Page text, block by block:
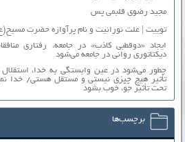
مجید رضوی قلبمی پس
توییت | علت نورانیت و نام پرآوازه حضرت
ایجاد «دوقطبی کاذب» در جامعه، رفتاری
دیکتاتوری روانی در جامعه می‌شود
چطور می‌شود در عین وابستگی به خدا،
تأثیر هیچ چیزی نیستی و مستقل هستی/ خدا
تحت تأثیر جوّ، خوب بشود
برچسب‌ها